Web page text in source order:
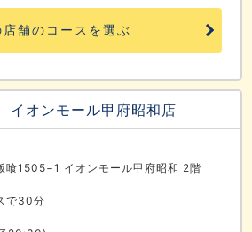
店舗のコースを選ぶ
イオンモール甲府昭和店
喰1505−1 イオンモール甲府昭和 2階
で30分